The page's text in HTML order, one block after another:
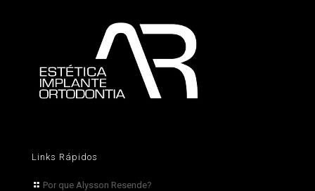
Links Rápidos
Por que Alysson Resende?